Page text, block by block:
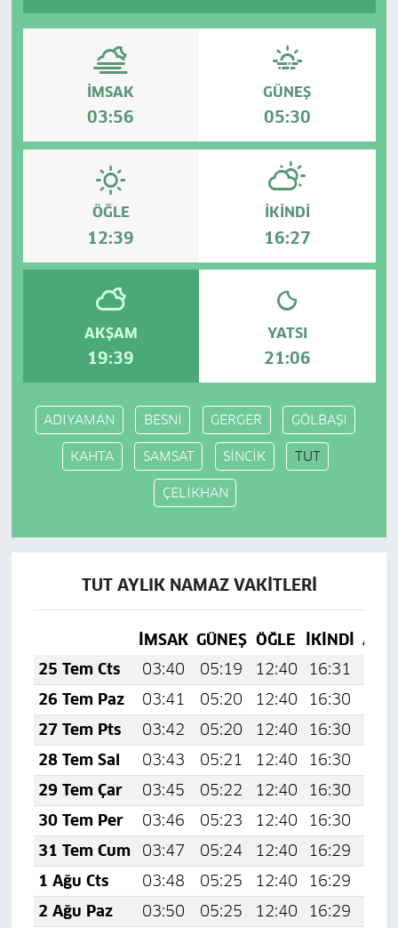
İMSAK
03:56
GÜNEŞ
05:30
ÖĞLE
12:39
İKINDI
16:27
AKŞAM
19:39
YATSI
21:06
ADIYAMAN BESNİ GERGER GÖLBAŞI
KAHTA SAMSAT SİNCİK TUT
ÇELİKHAN
TUT AYLIK NAMAZ VAKITLERI
İMSAK GÜNEŞ ÖĞLE İKINDI
25 Tem Cts
03:40 05:19 12:40 16:31
26 Tem Paz
03:41 05:20 12:40 16:30
27 Tem Pts
03:42 05:20 12:40 16:30
28 Tem Sal
03:43 05:21 12:40 16:30
29 Tem Çar
03:45 05:22 12:40 16:30
30 Tem Per
03:46 05:23 12:40 16:30
31 Tem Cum
03:47 05:24 12:40 16:29
1 Ağu Cts
03:48 05:25 12:40 16:29
2 Ağu Paz
03:50 05:25 12:40 16:29